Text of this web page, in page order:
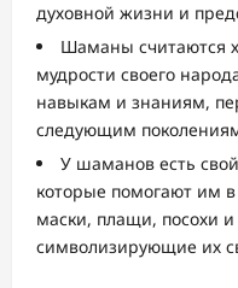
духовной жизни и
Шаманы считаются
мудрости своего
навыкам и знаниям,
следующим
У шаманов есть
которые помогают им
маски, плащи, посохи
символизирующие их